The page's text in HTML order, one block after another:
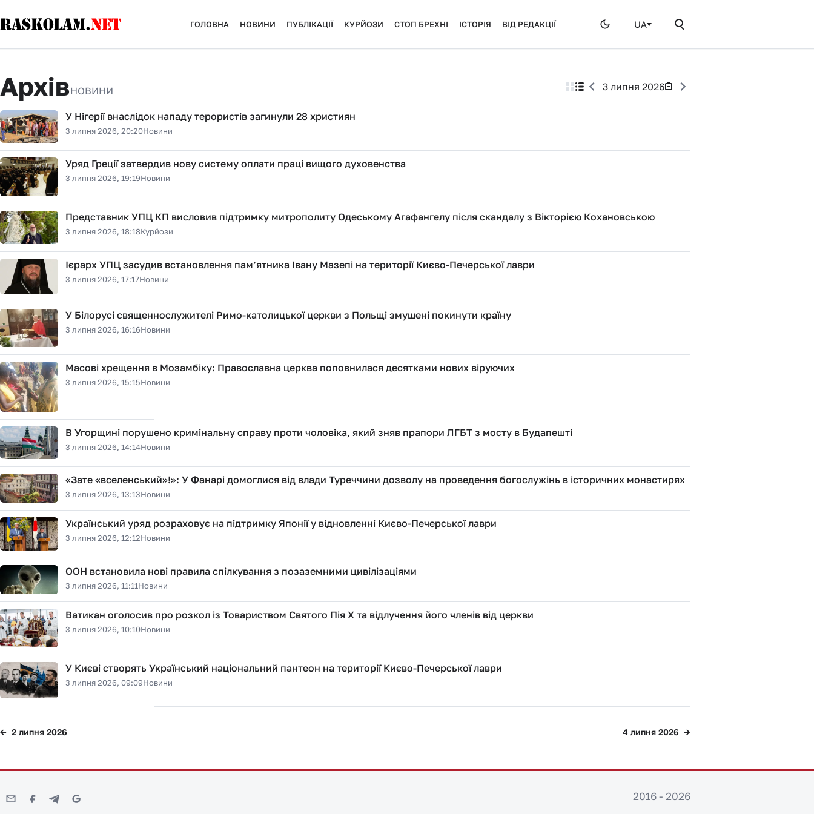
ГОЛОВНА НОВИНИ ПУБЛІКАЦІЇ КУРЙОЗИ СТОП БРЕХНІ ІСТОРІЯ ВІД РЕДАКЦІЇ UA
АрхівНОВИНИ 3 липня 2026
У Нігерії внаслідок нападу терористів загинули 28 християн
3 липня 2026, 20:20Новини
Уряд Греції затвердив нову систему оплати праці вищого духовенства
3 липня 2026, 19:19Новини
Представник УПЦ КП висловив підтримку митрополиту Одеському Агафангелу після скандалу з Вікторією Кохановською
3 липня 2026, 18:18Курйози
Ієрарх УПЦ засудив встановлення пам’ятника Івану Мазепі на території Києво-Печерської лаври
3 липня 2026, 17:17Новини
У Білорусі священнослужителі Римо-католицької церкви з Польщі змушені покинути країну
3 липня 2026, 16:16Новини
Масові хрещення в Мозамбіку: Православна церква поповнилася десятками нових віруючих
3 липня 2026, 15:15Новини
В Угорщині порушено кримінальну справу проти чоловіка, який зняв прапори ЛГБТ з мосту в Будапешті
3 липня 2026, 14:14Новини
«Зате «вселенський»!»: У Фанарі домоглися від влади Туреччини дозволу на проведення богослужінь в історичних монастирях
3 липня 2026, 13:13Новини
Український уряд розраховує на підтримку Японії у відновленні Києво-Печерської лаври
3 липня 2026, 12:12Новини
ООН встановила нові правила спілкування з позаземними цивілізаціями
3 липня 2026, 11:11Новини
Ватикан оголосив про розкол із Товариством Святого Пія X та відлучення його членів від церкви
3 липня 2026, 10:10Новини
У Києві створять Український національний пантеон на території Києво-Печерської лаври
3 липня 2026, 09:09Новини
2 липня 2026 4 липня 2026
2016 - 2026